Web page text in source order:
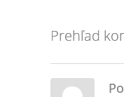
Prehľad